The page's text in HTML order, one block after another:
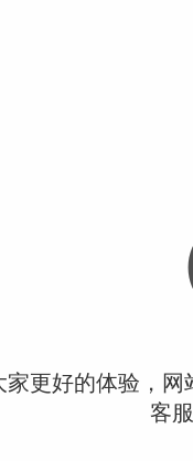
家更好的体验，
客